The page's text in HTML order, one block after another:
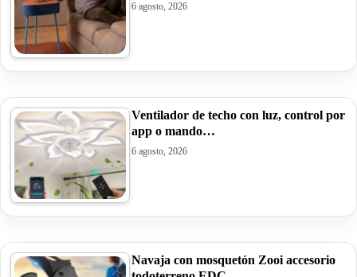
6 agosto, 2026
Ventilador de techo con luz, control por
app o mando…
6 agosto, 2026
Navaja con mosquetón Zooi accesorio